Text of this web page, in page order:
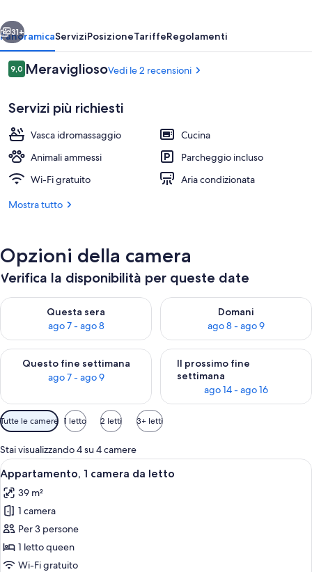
Vista aerea
Avanti
31+
PanoramicaServiziPosizioneTariffeRegolamenti
Recensioni
9,09,0 su 10
MeravigliosoVedi le 2 recensioni
Servizi più richiesti
Vasca idromassaggio
Cucina
Animali ammessi
Parcheggio incluso
Wi-Fi gratuito
Aria condizionata
Mostra tutto
Opzioni della camera
Verifica la disponibilità per queste date
Questa sera
ago 7 - ago 8
Verifica la disponibilità per questa sera, ago 7 - ago 8
Domani
ago 8 - ago 9
Verifica la disponibilità per
Questo fine settimana
ago 7 - ago 9
Verifica la disponibilità per questo fine settimana, ago 7 - ago
Il prossimo fine
settimana
ago 14 - ago 16
Verifica la disponibilità per il
Filtri
disponibili
per
le
camere
Tutte le camere 1 letto 2 letti 3+ letti
Stai visualizzando 4 su 4 camere
Apri
tutte
le
foto
per
Appartamento,
1
Una camera da letto con un letto,
8
Appartamento, 1 camera da letto
39 m²
1 camera
Per 3 persone
1 letto queen
Wi-Fi gratuito